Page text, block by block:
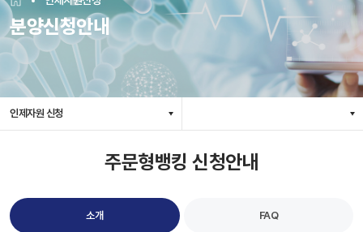
분양신청안내
인제자원 신청
주문형뱅킹 신청안내
소개 FAQ